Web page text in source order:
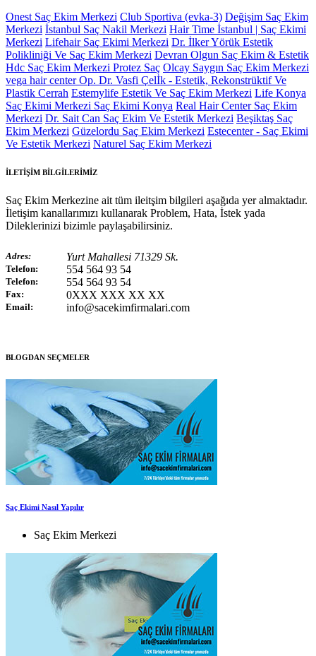
Onest Saç Ekim Merkezi Club Sportiva (evka-3) Değişim Saç Ekim
Merkezi İstanbul Saç Nakil Merkezi Hair Time İstanbul | Saç Ekimi
Merkezi Lifehair Saç Ekimi Merkezi Dr. İlker Yörük Estetik
Polikliniği Ve Saç Ekim Merkezi Devran Olgun Saç Ekim & Estetik
Hdc Saç Ekim Merkezi Protez Saç Olcay Saygın Saç Ekim Merkezi
vega hair centerOp. Dr. Vasfi Çelİk - Estetik, Rekonstrüktif Ve
Plastik Cerrah Estemylife Estetik Ve Saç Ekim Merkezi Life Konya
Saç Ekimi Merkezi Saç Ekimi Konya Real Hair Center Saç Ekim
Merkezi Dr. Sait Can Saç Ekim Ve Estetik Merkezi Beşiktaş Saç
Ekim Merkezi Güzelordu Saç Ekim Merkezi Estecenter - Saç Ekimi
Ve Estetik Merkezi Naturel Saç Ekim Merkezi
İLETİŞİM BİLGİLERİMİZ
Saç Ekim Merkezine ait tüm ileitşim bilgileri aşağıda yer almaktadır.
İletişim kanallarımızı kullanarak Problem, Hata, İstek yada
Dileklerinizi bizimle paylaşabilirsiniz.
Adres: Yurt Mahallesi 71329 Sk.
Telefon: 554 564 93 54
Telefon: 554 564 93 54
Fax: 0XXX XXX XX XX
Email: info@sacekimfirmalari.com
BLOGDAN SEÇMELER
Saç Ekimi Nasıl Yapılır
Saç Ekim Merkezi